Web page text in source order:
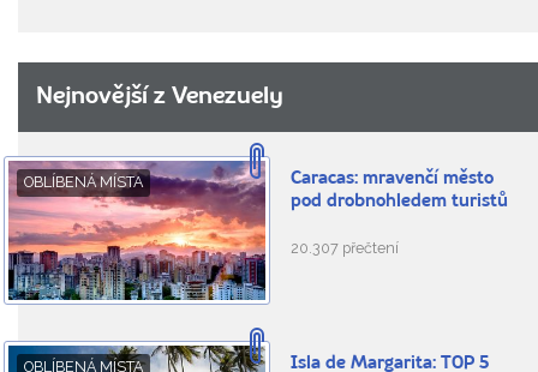
Nejnovější z Venezuely
OBLÍBENÁ MÍSTA
Caracas: mravenčí město
pod drobnohledem turistů
20.307 přečtení
OBLÍBENÁ MÍSTA Isla de Margarita: TOP 5